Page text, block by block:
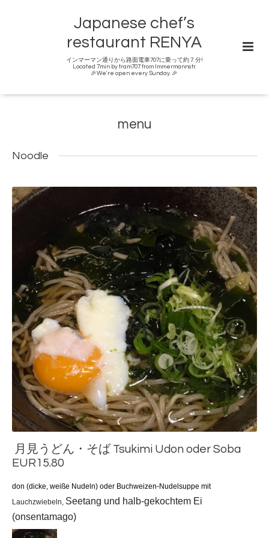
Japanese chef’s
restaurant RENYA
インマーマン通りから路面電車707に乗って約７分!
Located 7min by tram707 from Immermannstr.
🎉We're open every Sunday. 🎉
menu
Noodle
月見うどん・そば Tsukimi Udon oder Soba
EUR15.80
don (dicke, weiße Nudeln) oder Buchweizen-Nudelsuppe mit
Lauchzwiebeln, Seetang und halb-gekochtem Ei
(onsentamago)